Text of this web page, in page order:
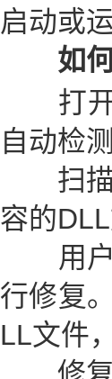
启动或
如何
打开
自动检
扫描
容的DLL
用户
行修复
LL文件